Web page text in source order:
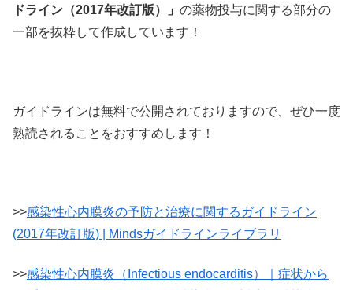
ドライン（2017年改訂版）」 の薬物投与に関する部分の
一部を抜粋して作成しています！
ガイドラインは無料で公開されておりますので、ぜひ一度
熟読されることをおすすめします！
>>感染性心内膜炎の予防と治療に関するガイドライン
(2017年改訂版) | Mindsガイドラインライブラリ
>>感染性心内膜炎（Infectious endocarditis）｜症状から